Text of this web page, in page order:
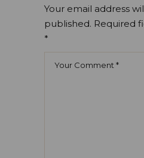
Your email address
published. Required
*